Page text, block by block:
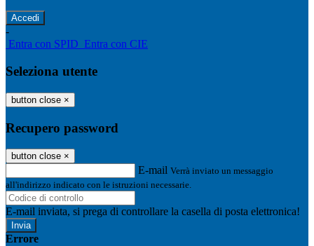
-
Entra con SPID Entra con CIE
Seleziona utente
button close ×
Recupero password
button close ×
E-mail Verrà inviato un messaggio
all'indirizzo indicato con le istruzioni necessarie.
E-mail inviata, si prega di controllare la casella di posta elettronica!
Errore